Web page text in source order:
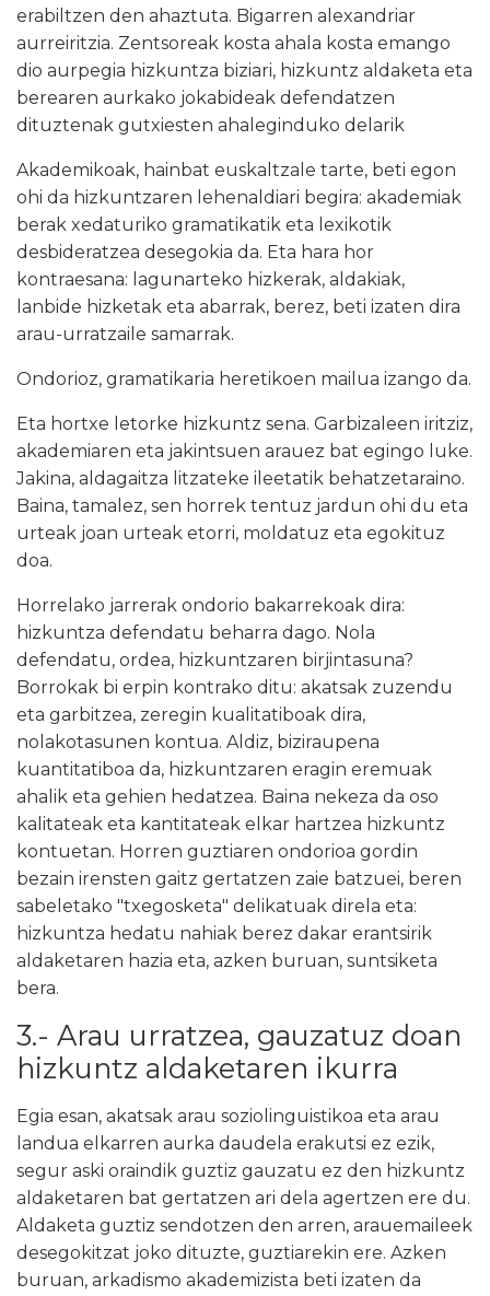
erabiltzen den ahaztuta. Bigarren alexandriar
aurreiritzia. Zentsoreak kosta ahala kosta emango
dio aurpegia hizkuntza biziari, hizkuntz aldaketa eta
berearen aurkako jokabideak defendatzen
dituztenak gutxiesten ahaleginduko delarik
Akademikoak, hainbat euskaltzale tarte, beti egon
ohi da hizkuntzaren lehenaldiari begira: akademiak
berak xedaturiko gramatikatik eta lexikotik
desbideratzea desegokia da. Eta hara hor
kontraesana: lagunarteko hizkerak, aldakiak,
lanbide hizketak eta abarrak, berez, beti izaten dira
arau-urratzaile samarrak.
Ondorioz, gramatikaria heretikoen mailua izango da.
Eta hortxe letorke hizkuntz sena. Garbizaleen iritziz,
akademiaren eta jakintsuen arauez bat egingo luke.
Jakina, aldagaitza litzateke ileetatik behatzetaraino.
Baina, tamalez, sen horrek tentuz jardun ohi du eta
urteak joan urteak etorri, moldatuz eta egokituz
doa.
Horrelako jarrerak ondorio bakarrekoak dira:
hizkuntza defendatu beharra dago. Nola
defendatu, ordea, hizkuntzaren birjintasuna?
Borrokak bi erpin kontrako ditu: akatsak zuzendu
eta garbitzea, zeregin kualitatiboak dira,
nolakotasunen kontua. Aldiz, biziraupena
kuantitatiboa da, hizkuntzaren eragin eremuak
ahalik eta gehien hedatzea. Baina nekeza da oso
kalitateak eta kantitateak elkar hartzea hizkuntz
kontuetan. Horren guztiaren ondorioa gordin
bezain irensten gaitz gertatzen zaie batzuei, beren
sabeletako "txegosketa" delikatuak direla eta:
hizkuntza hedatu nahiak berez dakar erantsirik
aldaketaren hazia eta, azken buruan, suntsiketa
bera.
3.- Arau urratzea, gauzatuz doan
hizkuntz aldaketaren ikurra
Egia esan, akatsak arau soziolinguistikoa eta arau
landua elkarren aurka daudela erakutsi ez ezik,
segur aski oraindik guztiz gauzatu ez den hizkuntz
aldaketaren bat gertatzen ari dela agertzen ere du.
Aldaketa guztiz sendotzen den arren, arauemaileek
desegokitzat joko dituzte, guztiarekin ere. Azken
buruan, arkadismo akademizista beti izaten da